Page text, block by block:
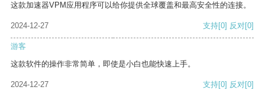
这款加速器VPM应用程序可以给你提供全球覆盖和最高安全性的连接。
2024-12-27 支持[0] 反对[0]
游客
这款软件的操作非常简单，即使是小白也能快速上手。
2024-12-27 支持[0] 反对[0]